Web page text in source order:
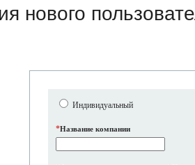
нового
Индивидуальный
*Название компании